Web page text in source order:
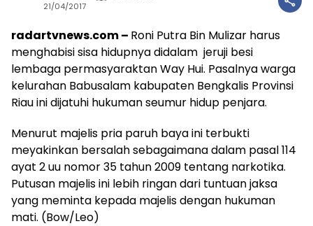
21/04/2017
radartvnews.com – Roni Putra Bin Mulizar harus
menghabisi sisa hidupnya didalam jeruji besi
lembaga permasyaraktan Way Hui. Pasalnya warga
kelurahan Babusalam kabupaten Bengkalis Provinsi
Riau ini dijatuhi hukuman seumur hidup penjara.
Menurut majelis pria paruh baya ini terbukti
meyakinkan bersalah sebagaimana dalam pasal 114
ayat 2 uu nomor 35 tahun 2009 tentang narkotika.
Putusan majelis ini lebih ringan dari tuntuan jaksa
yang meminta kepada majelis dengan hukuman
mati. (Bow/Leo)